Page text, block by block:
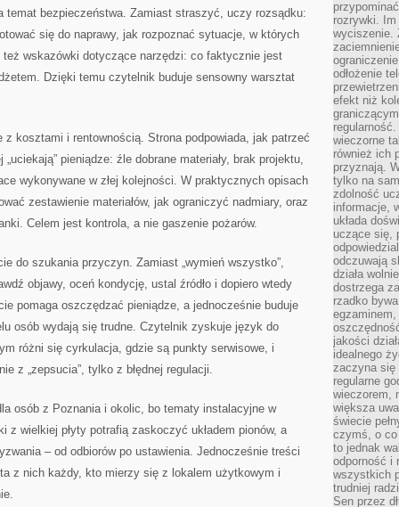
temat bezpieczeństwa. Zamiast straszyć, uczy rozsądku:
się do naprawy, jak rozpoznać sytuacje, w których
wskazówki dotyczące narzędzi: co faktycznie jest
Dzięki temu czytelnik buduje sensowny warsztat
kosztami i rentownością. Strona podpowiada, jak patrzeć
pieniądze: źle dobrane materiały, brak projektu,
wykonywane w złej kolejności. W praktycznych opisach
zestawienie materiałów, jak ograniczyć nadmiary, oraz
Celem jest kontrola, a nie gaszenie pożarów.
do szukania przyczyn. Zamiast „wymień wszystko”,
objawy, oceń kondycję, ustal źródło i dopiero wtedy
pomaga oszczędzać pieniądze, a jednocześnie buduje
osób wydają się trudne. Czytelnik zyskuje język do
różni się cyrkulacja, gdzie są punkty serwisowe, i
z „zepsucia”, tylko z błędnej regulacji.
osób z Poznania i okolic, bo tematy instalacyjne w
z wielkiej płyty potrafią zaskoczyć układem pionów, a
– od odbiorów po ustawienia. Jednocześnie treści
z nich każdy, kto mierzy się z lokalem użytkowym i
rozrywki.
wyciszenie.
odłożenie
efekt niż
wieczorne
również ich
przyznają.
tylko na
zdolność
informacje,
układa
uczące się,
odczuwają
działa
dostrzega
rzadko
jakości
idealnego
zaczyna się
regularne
wieczorem,
większa
świecie
czymś, o
to jednak
odporność i
wszystkich
trudniej
Sen przez